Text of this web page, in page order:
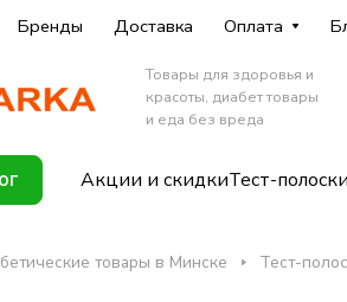
Бренды Доставка Оплата
Товары для здоровья и
красоты, диабет товары
и еда без вреда
Акции и скидкиТест-полоски
товары в Минске Тест-